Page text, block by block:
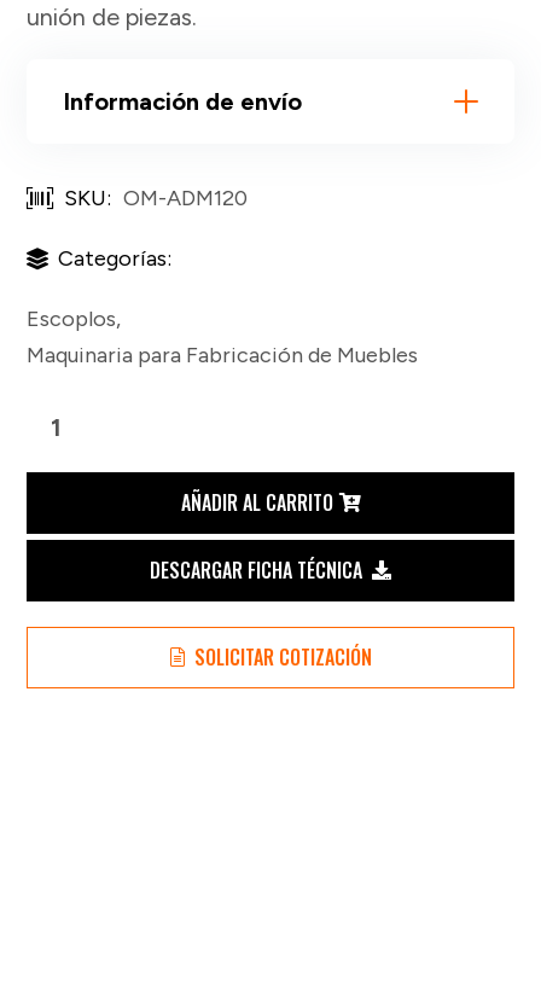
unión de piezas.
Información de envío
SKU: OM-ADM120
Categorías:
Escoplos,
Maquinaria para Fabricación de Muebles
Escoplo
Oscilación
Automática
AÑADIR AL CARRITO
DESCARGAR FICHA TÉCNICA
SOLICITAR COTIZACIÓN